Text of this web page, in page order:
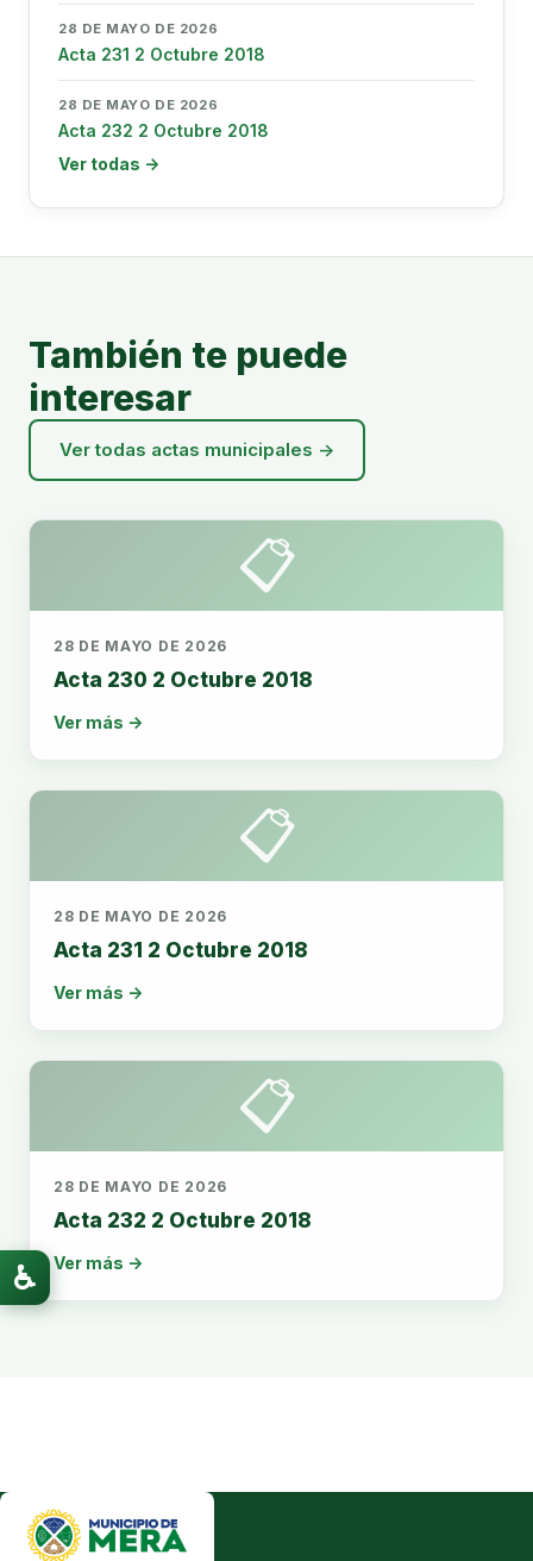
28 DE MAYO DE 2026
Acta 231 2 Octubre 2018
28 DE MAYO DE 2026
Acta 232 2 Octubre 2018
Ver todas →
También te puede
interesar
Ver todas actas municipales →
📋
28 DE MAYO DE 2026
Acta 230 2 Octubre 2018
Ver más →
📋
28 DE MAYO DE 2026
Acta 231 2 Octubre 2018
Ver más →
📋
28 DE MAYO DE 2026
Acta 232 2 Octubre 2018
Ver más →
♿